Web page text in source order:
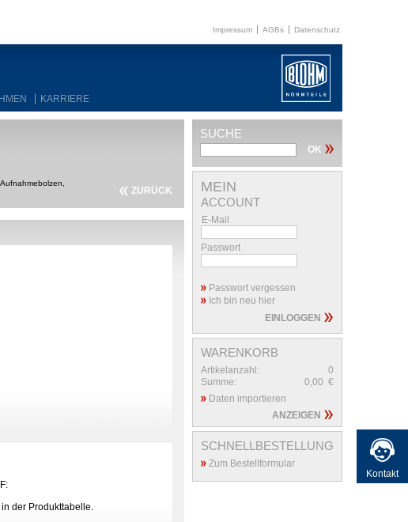
Kontakt
Impressum AGBs Datenschutz
KARRIERE
ZURÜCK
Aufnahmebolzen,
der Produkttabelle.
SUCHE
MEIN
ACCOUNT
E-Mail
Passwort
Passwort vergessen
Ich bin neu hier
WARENKORB
Artikelanzahl:
0
Summe:
0,00 €
Daten importieren
ANZEIGEN
SCHNELLBESTELLUNG
Zum Bestellformular